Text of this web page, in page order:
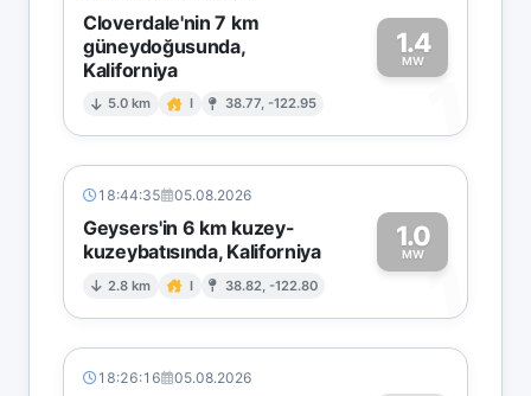
Cloverdale'nin 7 km
güneydoğusunda,
Kaliforniya
5.0 km I 38.77, -122.95
1.4
MW
1
18:44:35 05.08.2026
Geysers'in 6 km kuzey-
kuzeybatısında, Kaliforniya
2.8 km I 38.82, -122.80
1.0
MW1
18:26:16 05.08.2026